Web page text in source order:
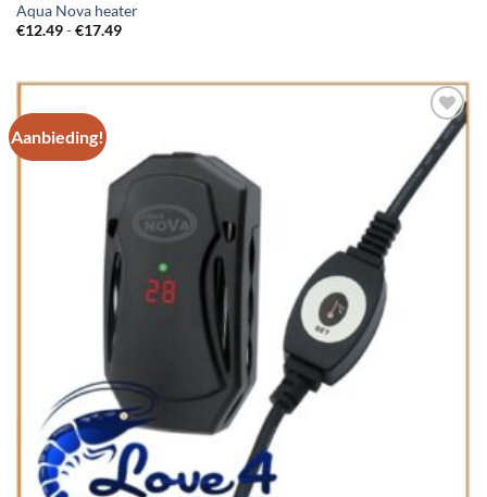
Aqua Nova heater
€12.49 - €17.49Prijsklasse:
Aanbieding!
Add to
Wishlist